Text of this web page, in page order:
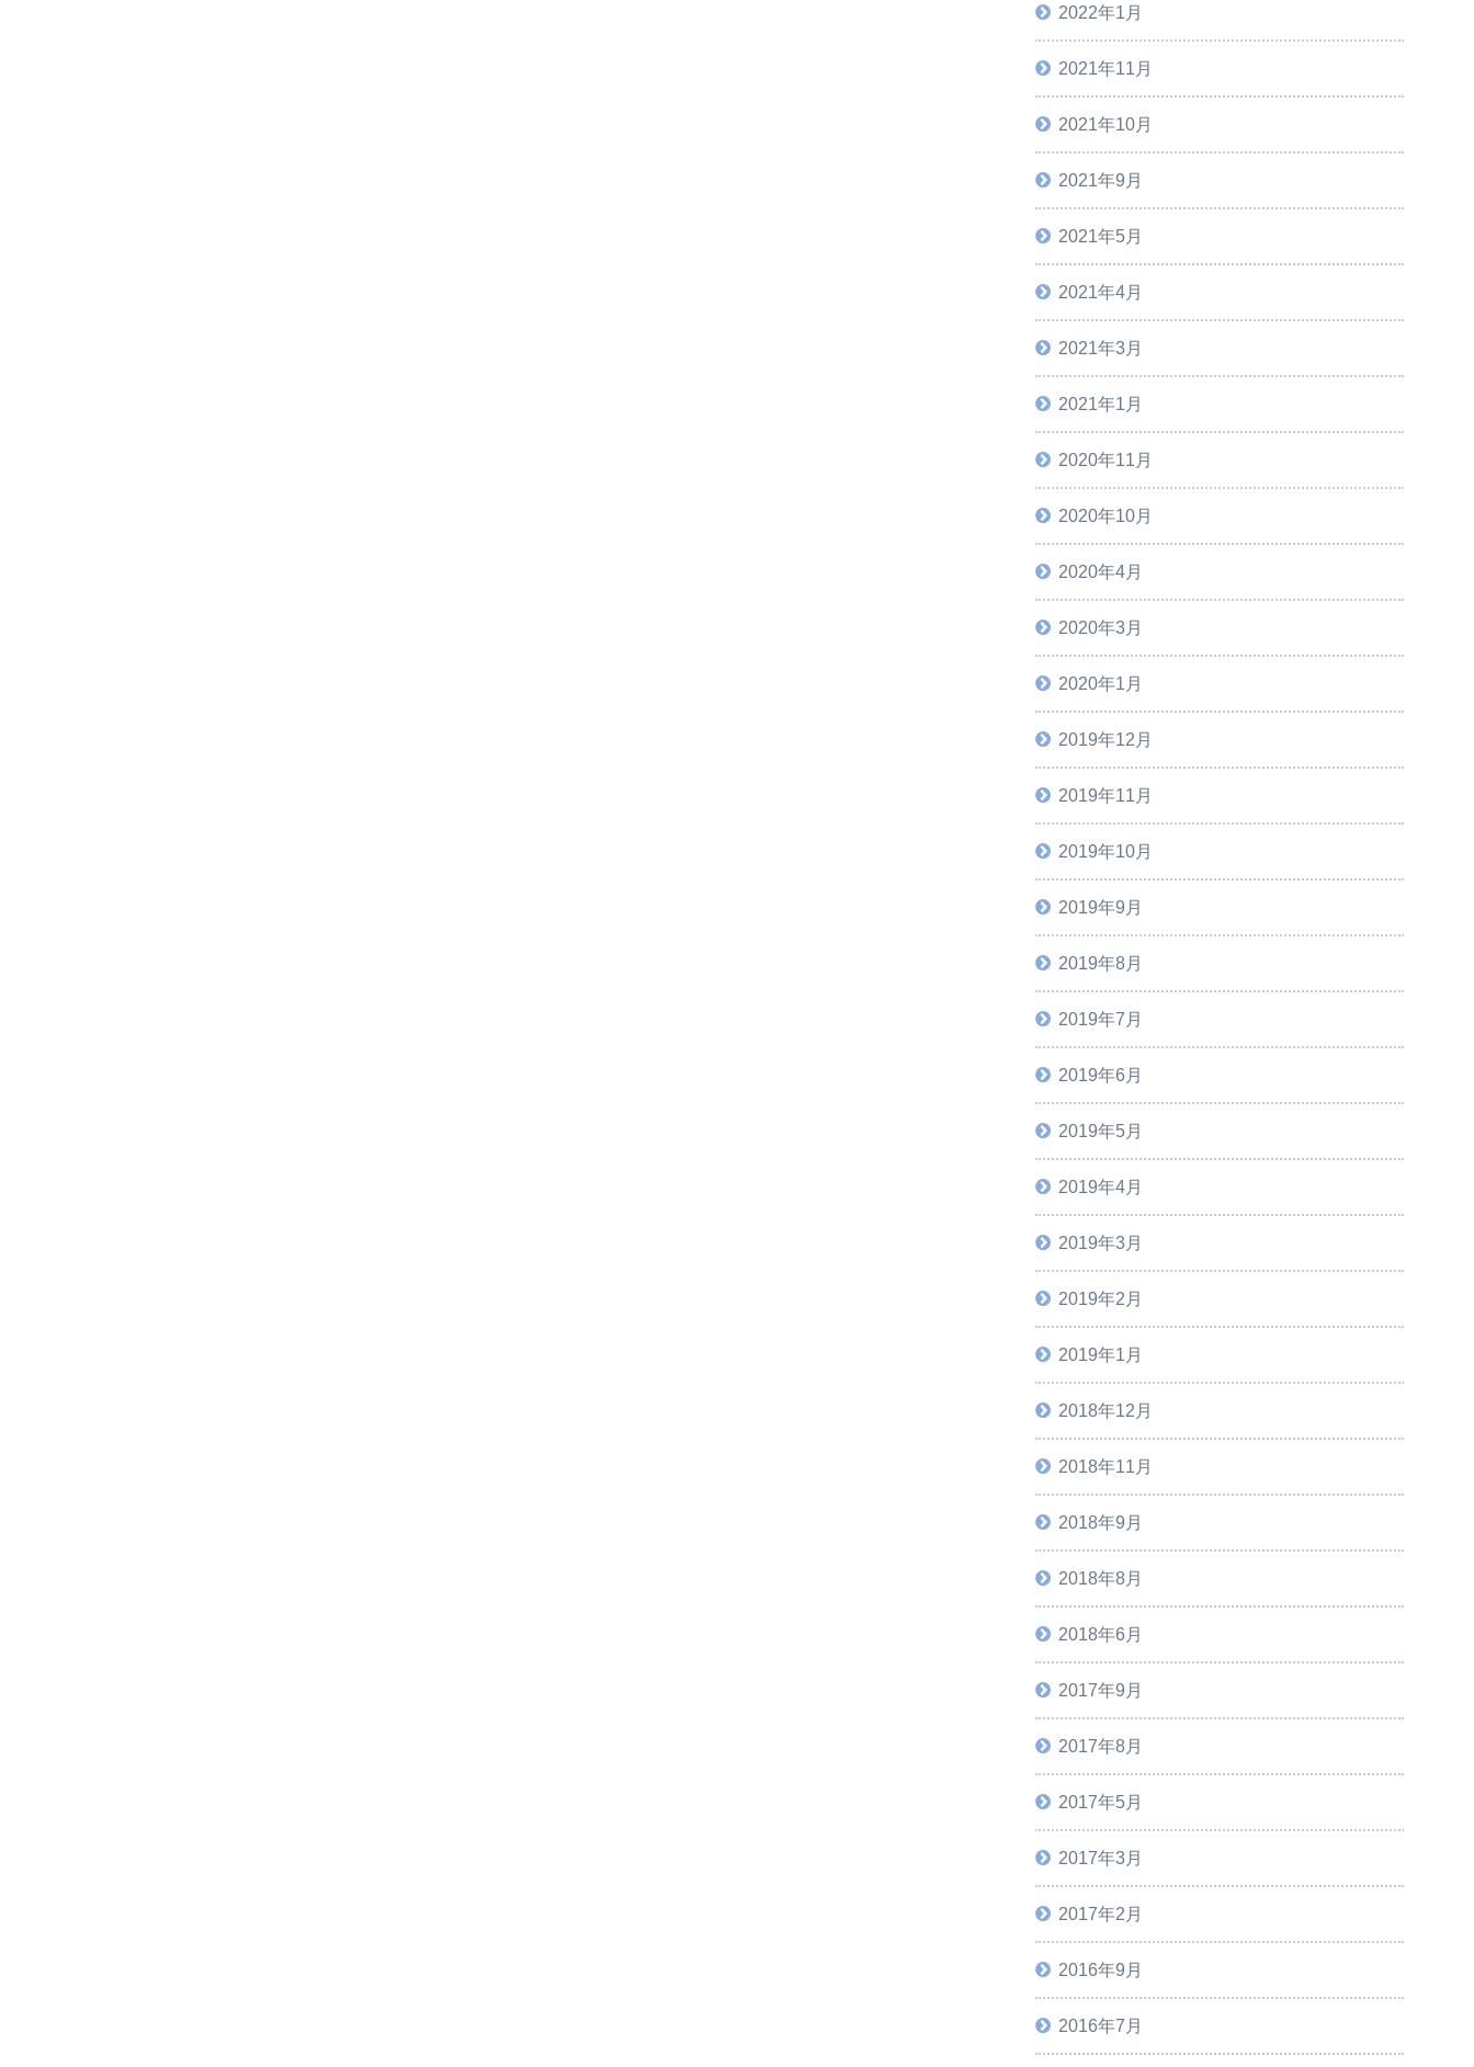
2022年1月
2021年11月
2021年10月
2021年9月
2021年5月
2021年4月
2021年3月
2021年1月
2020年11月
2020年10月
2020年4月
2020年3月
2020年1月
2019年12月
2019年11月
2019年10月
2019年9月
2019年8月
2019年7月
2019年6月
2019年5月
2019年4月
2019年3月
2019年2月
2019年1月
2018年12月
2018年11月
2018年9月
2018年8月
2018年6月
2017年9月
2017年8月
2017年5月
2017年3月
2017年2月
2016年9月
2016年7月